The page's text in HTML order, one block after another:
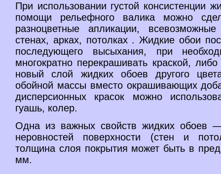
При использовании густой консистенции
помощи рельефного валика можно
разноцветные апликации,
стенах, арках, потолках . Жидкие обои
последующего высыхания, при
многократно перекрашивать краской,
новый слой жидких обоев другого
обойной массы вместо окрашивающих
дисперсионных красок можно
гуашь, колер.
Одна из важных свойств жидких обоев
неровностей поверхности (стен и
толщина слоя покрытия может быть в
мм.